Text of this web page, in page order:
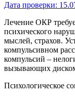
Дата проверки:
Лечение ОКР
психического
мыслей, страхов.
компульсивном
компульсий –
вызывающих
Психологическое